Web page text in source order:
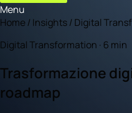
Menu
Home/ Insights/ Digital
Digital Transformation · 6 min
Trasformazione
roadmap